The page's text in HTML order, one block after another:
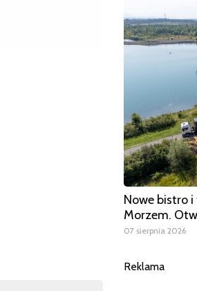
Nowe bistro
Morzem.
07 sierpnia 2026
Reklama